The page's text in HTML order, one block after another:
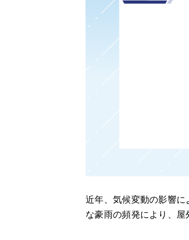
近年、気候変動の影響
な豪雨の頻発により、屋